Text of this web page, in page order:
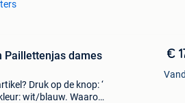
Paillettenjas dames
Druk op de knop: ‘
wit/blauw. Waarom
€